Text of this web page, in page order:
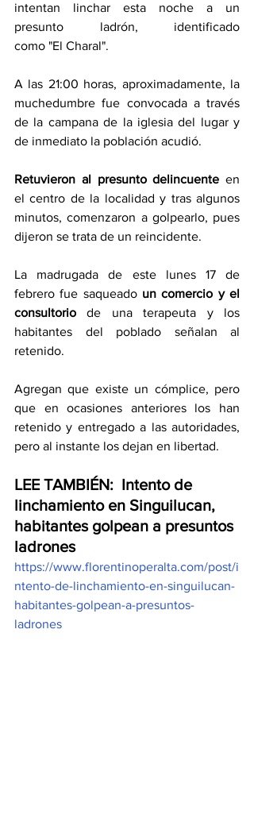
intentan linchar esta noche a un
presunto ladrón, identificado
como "El Charal".
A las 21:00 horas, aproximadamente, la
muchedumbre fue convocada a través
de la campana de la iglesia del lugar y
de inmediato la población acudió.
Retuvieron al presunto delincuente en
el centro de la localidad y tras algunos
minutos, comenzaron a golpearlo, pues
dijeron se trata de un reincidente.
La madrugada de este lunes 17 de
febrero fue saqueado un comercio y el
consultorio de una terapeuta y los
habitantes del poblado señalan al
retenido.
Agregan que existe un cómplice, pero
que en ocasiones anteriores los han
retenido y entregado a las autoridades,
pero al instante los dejan en libertad.
LEE TAMBIÉN:  Intento de
linchamiento en Singuilucan,
habitantes golpean a presuntos
ladrones
https://www.florentinoperalta.com/post/i
ntento-de-linchamiento-en-singuilucan-
habitantes-golpean-a-presuntos-
ladrones